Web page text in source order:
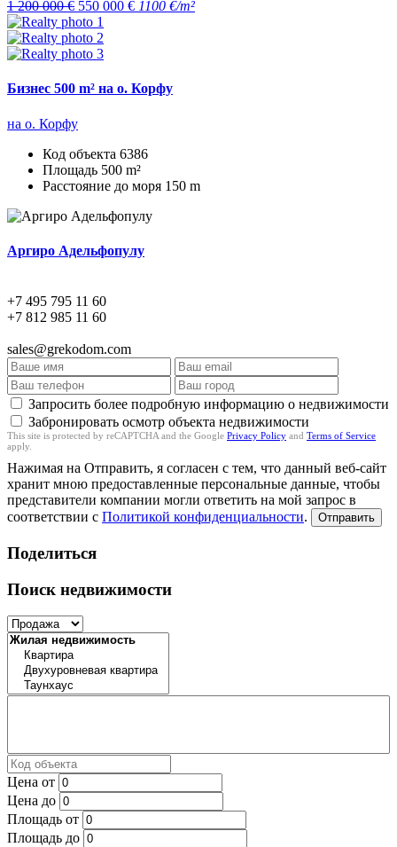
1 200 000 € 550 000 € 1100 €/m²
Бизнес 500 m² на о. Корфу
на о. Корфу
Код объекта 6386
Площадь 500 m²
Расстояние до моря 150 m
Аргиро Адельфопулу
+7 495 795 11 60
+7 812 985 11 60
sales@grekodom.com
Запросить более подробную информацию о недвижимости
Забронировать осмотр объекта недвижимости
This site is protected by reCAPTCHA and the Google Privacy Policy and Terms of Service
apply.
Нажимая на Отправить, я согласен с тем, что данный веб-сайт
хранит мною предоставленные персональные данные, чтобы
представители компании могли ответить на мой запрос в
соответствии с Политикой конфиденциальности. Отправить
Поделиться
Поиск недвижимости
Цена от
Цена до
Площадь от
Площадь до